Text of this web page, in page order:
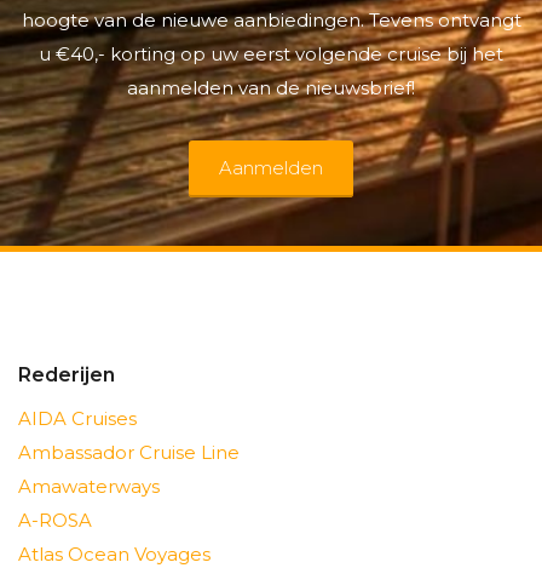
hoogte van de nieuwe aanbiedingen. Tevens ontvangt
u €40,- korting op uw eerst volgende cruise bij het
aanmelden van de nieuwsbrief!
Aanmelden
Rederijen
AIDA Cruises
Ambassador Cruise Line
Amawaterways
A-ROSA
Atlas Ocean Voyages